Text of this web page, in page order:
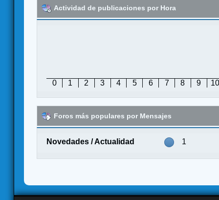
Actividad de publicaciones por Hora
0 1 2 3 4 5 6 7 8 9 10
Foros más populares por Mensajes
Novedades / Actualidad 1